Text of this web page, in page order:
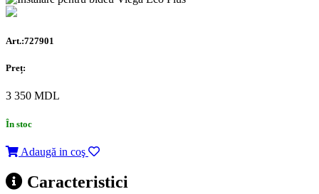
Art.:727901
Preț:
3 350 MDL
În stoc
Adaugă in coş
Caracteristici